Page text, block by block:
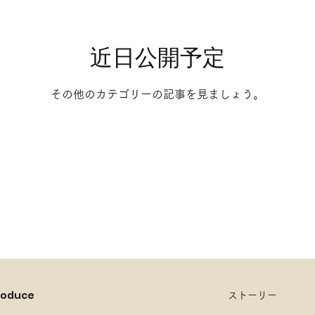
近日公開予定
その他のカテゴリーの記事を見ましょう。
ストーリー